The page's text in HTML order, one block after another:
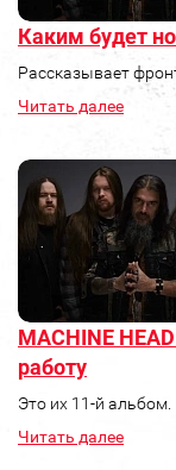
Каким будет
Рассказывает
Читать далее
MACHINE
работу
Это их 11-й альбом.
Читать далее